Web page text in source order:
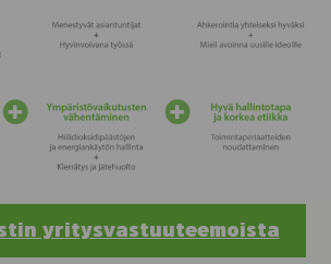
yritysvastuuteemoista